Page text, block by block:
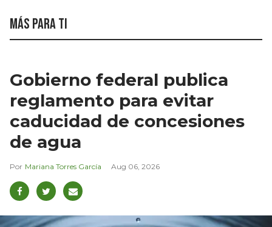
Más para ti
Gobierno federal publica
reglamento para evitar
caducidad de concesiones
de agua
Mariana Torres García Aug 06, 2026